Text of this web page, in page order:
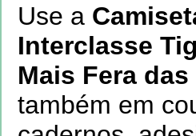
Use a
Interclasse
Mais Fera
também em